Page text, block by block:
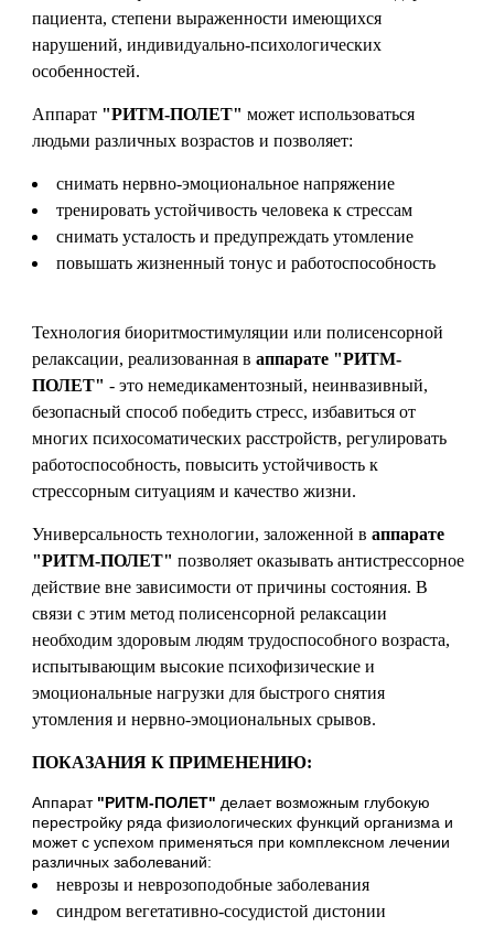
пациента, степени выраженности имеющихся
нарушений, индивидуально-психологических
особенностей.
Аппарат "РИТМ-ПОЛЕТ" может использоваться
людьми различных возрастов и позволяет:
снимать нервно-эмоциональное напряжение
тренировать устойчивость человека к стрессам
снимать усталость и предупреждать утомление
повышать жизненный тонус и работоспособность
Технология биоритмостимуляции или полисенсорной
релаксации, реализованная ваппарате "РИТМ-
ПОЛЕТ" - это немедикаментозный, неинвазивный,
безопасный способ победить стресс, избавиться от
многих психосоматических расстройств, регулировать
работоспособность, повысить устойчивость к
стрессорным ситуациям и качество жизни.
Универсальность технологии, заложенной ваппарате
"РИТМ-ПОЛЕТ" позволяет оказывать антистрессорное
действие вне зависимости от причины состояния. В
связи с этим метод полисенсорной релаксации
необходим здоровым людям трудоспособного возраста,
испытывающим высокие психофизические и
эмоциональные нагрузки для быстрого снятия
утомления и нервно-эмоциональных срывов.
ПОКАЗАНИЯ К ПРИМЕНЕНИЮ:
Аппарат "РИТМ-ПОЛЕТ" делает возможным глубокую
перестройку ряда физиологических функций организма и
может с успехом применяться при комплексном лечении
различных заболеваний:
неврозы и неврозоподобные заболевания
синдром вегетативно-сосудистой дистонии